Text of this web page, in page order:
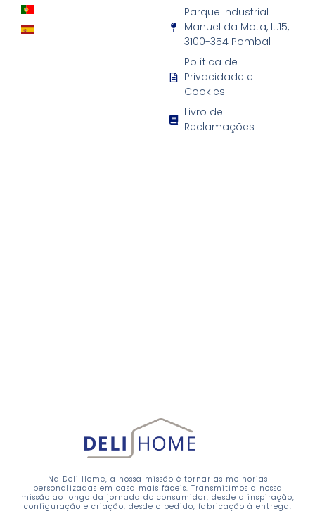
Na Deli Home, a nossa missão é tornar as melhorias
personalizadas em casa mais fáceis. Transmitimos a nossa
missão ao longo da jornada do consumidor, desde a inspiração,
configuração e criação, desde o pedido, fabricação à entrega.
Parque Industrial
Manuel da Mota, lt.15,
3100-354 Pombal
Política de
Privacidade e
Cookies
Livro de
Reclamações